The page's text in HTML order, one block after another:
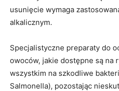
usunięcie wymaga
alkalicznym.
Specjalistyczne preparaty do
owoców, jakie dostępne są na
wszystkim na szkodliwe
Salmonella), pozostając